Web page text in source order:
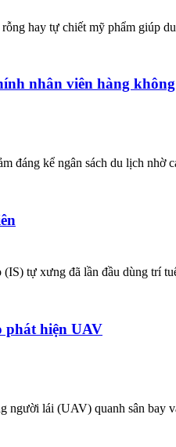
hay tự chiết mỹ phẩm giúp
nhân viên hàng không
đáng kể ngân sách du lịch nhờ
tự xưng đã lần đầu dùng trí
phát hiện UAV
người lái (UAV) quanh sân